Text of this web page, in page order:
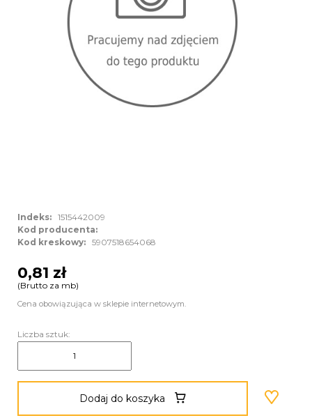
Indeks: 1515442009
Kod producenta:
Kod kreskowy: 5907518654068
0,81 zł
(Brutto za mb)
Cena obowiązująca w sklepie internetowym.
Liczba sztuk:
Dodaj do koszyka